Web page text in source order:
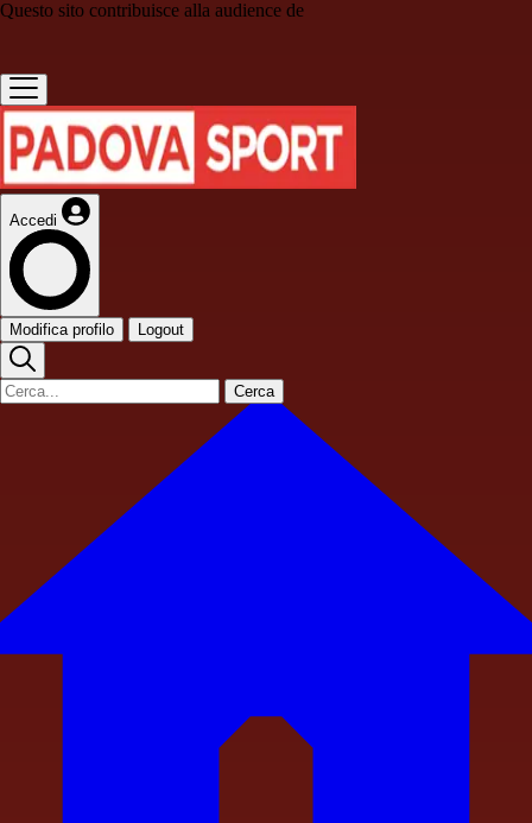
Questo sito contribuisce alla audience de
Accedi
Modifica profilo Logout
Cerca